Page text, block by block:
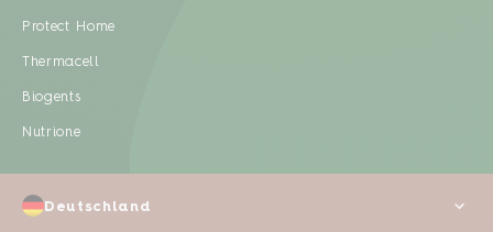
Protect Home
Thermacell
Biogents
Nutrione
Deutschland